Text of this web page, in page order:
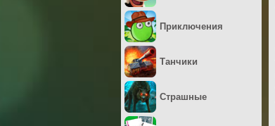
Приключения
Танчики
Страшные